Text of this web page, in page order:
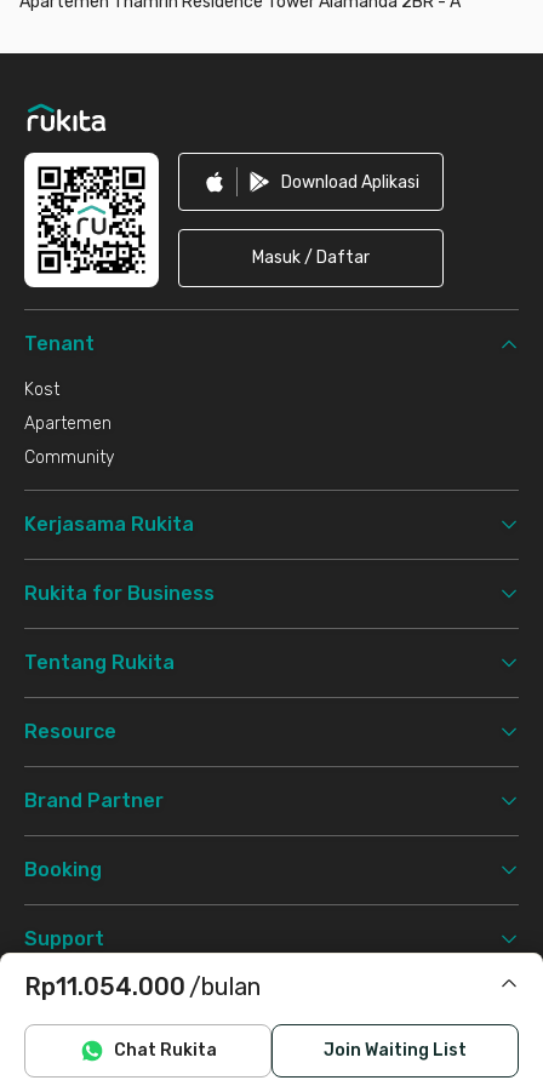
Rp11.054.000 /bulan
Termasuk IPLChat Rukita Join Waiting List
Download Aplikasi
Masuk / Daftar
Tenant
Kost
Apartemen
Community
Kerjasama Rukita
Rukita for Business
Tentang Rukita
Resource
Brand Partner
Booking
Support
©2026 Rukita. All rights reserved.
InstagramTwitter TikTok